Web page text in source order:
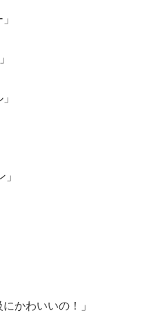
かわいいの！」